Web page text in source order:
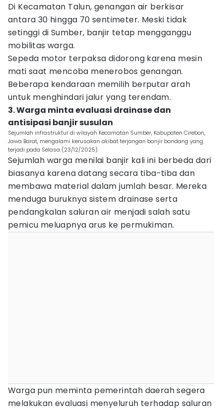
Di Kecamatan Talun, genangan air berkisar
antara 30 hingga 70 sentimeter. Meski tidak
setinggi di Sumber, banjir tetap mengganggu
mobilitas warga.
Sepeda motor terpaksa didorong karena mesin
mati saat mencoba menerobos genangan.
Beberapa kendaraan memilih berputar arah
untuk menghindari jalur yang terendam.
3. Warga minta evaluasi drainase dan
antisipasi banjir susulan
Sejumlah infrastruktur di wilayah Kecamatan Sumber, Kabupaten Cirebon,
Jawa Barat, mengalami kerusakan akibat terjangan banjir bandang yang
terjadi pada Selasa (23/12/2025).
Sejumlah warga menilai banjir kali ini berbeda dari
biasanya karena datang secara tiba-tiba dan
membawa material dalam jumlah besar. Mereka
menduga buruknya sistem drainase serta
pendangkalan saluran air menjadi salah satu
pemicu meluapnya arus ke permukiman.
Warga pun meminta pemerintah daerah segera
melakukan evaluasi menyeluruh terhadap saluran